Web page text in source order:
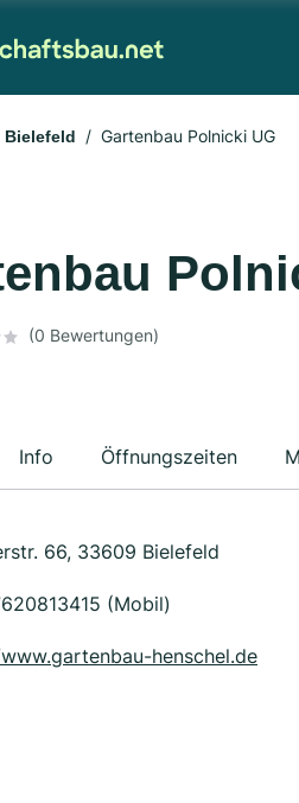
Bielefeld Gartenbau Polnicki UG
(0 Bewertungen)
Info Öffnungszeiten
66, 33609 Bielefeld
(Mobil)
henschel.de